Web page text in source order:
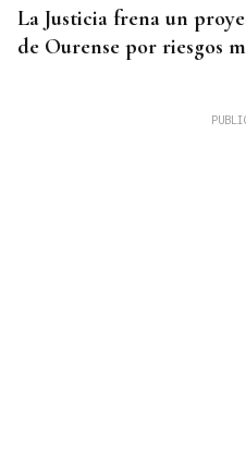
La Justicia frena un
de Ourense por riesgos